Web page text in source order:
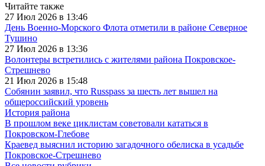
Читайте также
27 Июл 2026 в 13:46
День Военно-Морского Флота отметили в районе Северное
Тушино
27 Июл 2026 в 13:36
Волонтеры встретились с жителями района Покровское-
Стрешнево
21 Июл 2026 в 15:48
Собянин заявил, что Russpass за шесть лет вышел на
общероссийский уровень
История района
В прошлом веке циклистам советовали кататься в
Покровском-Глебове
Краевед выяснил историю загадочного обелиска в усадьбе
Покровское-Стрешнево